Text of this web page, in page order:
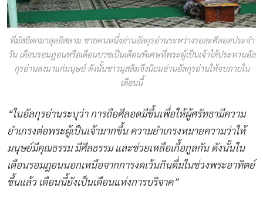
ที่มัสยิดกมาลุลอิสลาม ชายคนหนึ่งอ่านอัลกุรอ่านระหว่างรอละศีลอดประจำ
วัน เดือนรอมฎอนหรือเดือนบวชเป็นเดือนพิเศษที่พระผู้เป็นเจ้าได้ประทานอัล
กุรอ่านลงมาแก่มนุษย์ ดังนั้นชาวมุสลิมจึงนิยมอ่านอัลกุรอ่านให้จบภายใน
เดือนนี้
“ในอัลกุรอ่านระบุว่า การถือศีลอดมีขึ้นเพื่อให้ผู้ศรัทธามีความ
ยำเกรงต่อพระผู้เป็นเจ้ามากขึ้น ความยำเกรงหมายความว่าให้
มนุษย์มีคุณธรรม มีศีลธรรม และช่วยเหลือเกื้อกูลกัน ดังนั้นใน
เดือนรอมฎอนนอกเหนือจากการงดเว้นกินดื่มในช่วงพระอาทิตย์
ขึ้นแล้ว เดือนนี้ยังเป็นเดือนแห่งการบริจาค”